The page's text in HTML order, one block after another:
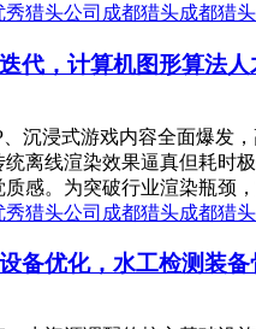
秀猎头公司 成都猎头成都猎
代，计算机图形算法人
沉浸式游戏内容全面爆发
离线渲染效果逼真但耗时
感。为突破行业渲染瓶颈
秀猎头公司 成都猎头成都猎
备优化，水工检测装